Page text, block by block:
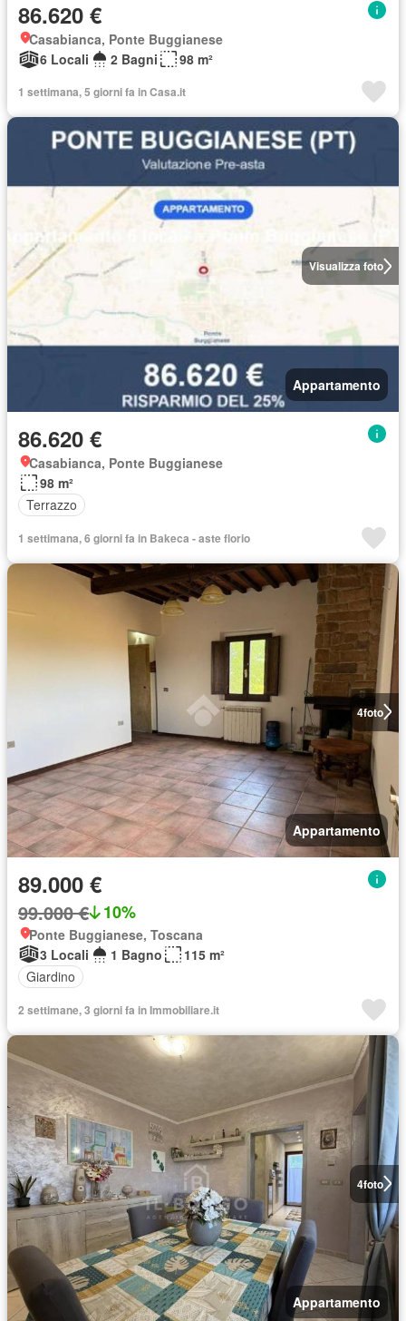
86.620 €
Casabianca, Ponte Buggianese
6 Locali
2 Bagni 98 m²
1 settimana, 5 giorni fa in Casa.it
Visualizza foto
Appartamento
86.620 €
Casabianca, Ponte Buggianese
98 m²
Terrazzo
1 settimana, 6 giorni fa in Bakeca - aste florio
4foto
Appartamento
89.000 €
99.000 € 10%
Ponte Buggianese, Toscana
3 Locali
1 Bagno
115 m²
Giardino
2 settimane, 3 giorni fa in Immobiliare.it
4foto
Appartamento